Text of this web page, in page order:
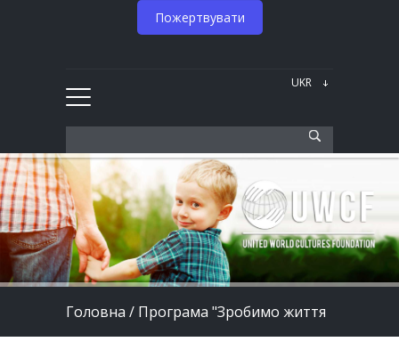
Пожертвувати
Головна / Програма "Зробимо життя